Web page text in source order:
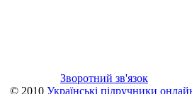
Зворотний зв'язок
© 2010 Українські підручники